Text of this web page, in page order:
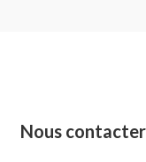
Nous contacter